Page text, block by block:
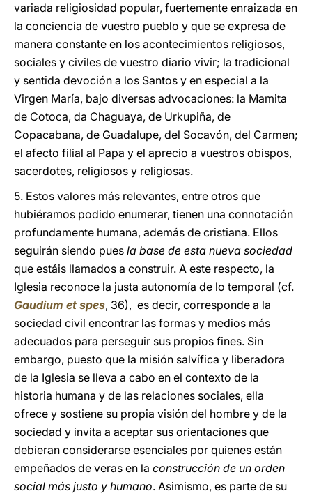
variada religiosidad popular, fuertemente enraizada en
la conciencia de vuestro pueblo y que se expresa de
manera constante en los acontecimientos religiosos,
sociales y civiles de vuestro diario vivir; la tradicional
y sentida devoción a los Santos y en especial a la
Virgen María, bajo diversas advocaciones: la Mamita
de Cotoca, da Chaguaya, de Urkupiña, de
Copacabana, de Guadalupe, del Socavón, del Carmen;
el afecto filial al Papa y el aprecio a vuestros obispos,
sacerdotes, religiosos y religiosas.
5. Estos valores más relevantes, entre otros que
hubiéramos podido enumerar, tienen una connotación
profundamente humana, además de cristiana. Ellos
seguirán siendo pues la base de esta nueva sociedad
que estáis llamados a construir. A este respecto, la
Iglesia reconoce la justa autonomía de lo temporal (cf.
Gaudium et spes, 36), es decir, corresponde a la
sociedad civil encontrar las formas y medios más
adecuados para perseguir sus propios fines. Sin
embargo, puesto que la misión salvífica y liberadora
de la Iglesia se lleva a cabo en el contexto de la
historia humana y de las relaciones sociales, ella
ofrece y sostiene su propia visión del hombre y de la
sociedad y invita a aceptar sus orientaciones que
debieran considerarse esenciales por quienes están
empeñados de veras en la construcción de un orden
social más justo y humano. Asimismo, es parte de su